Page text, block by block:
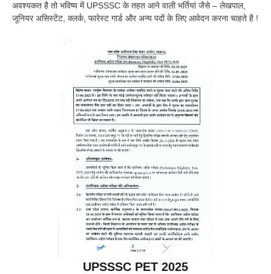
अवश्यकत है तो भविष्य में UPSSSC के तहत आने वाली भर्तियां जैसे – लेखपाल,
जूनियर असिस्टेंट, क्लर्क, फारेस्ट गार्ड और अन्य पदों के लिए आवेदन करना चाहते है !
UPSSSC PET 2025